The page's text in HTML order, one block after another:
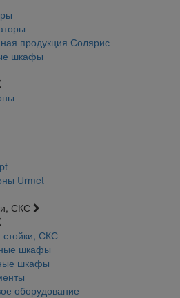
продукция Солярис
шкафы
Urmet
СКС
СКС
шкафы
шкафы
оборудование